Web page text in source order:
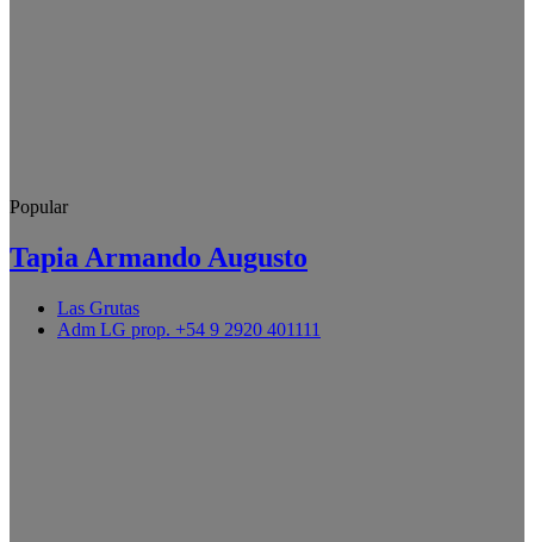
Popular
Tapia Armando Augusto
Las Grutas
Adm LG prop. +54 9 2920 401111